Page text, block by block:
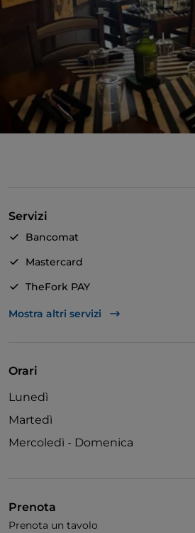
Servizi
Bancomat
Mastercard
TheFork PAY
Unionpay via TheFork PAY
Mostra altri servizi
Orari
Lunedì
Martedì
Mercoledì - Domenica
Prenota
Prenota un tavolo